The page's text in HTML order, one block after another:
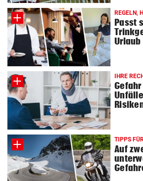
REGELN,
Passt
Urlaub
IHRE
TIPPS
Auf